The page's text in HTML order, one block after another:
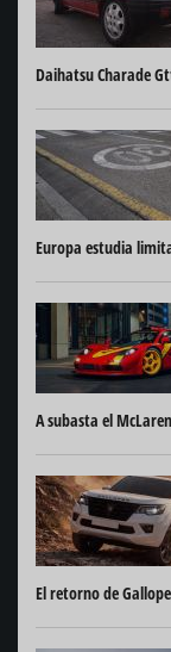
Daihatsu Charade
Europa estudia
A subasta el
El retorno de